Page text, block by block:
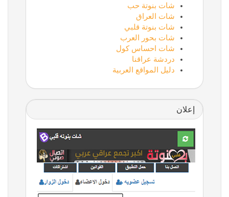
شات بنوتة حب
شات العراق
شات بنوتة قلبي
شات بحور العرب
شات احساس كول
دردشة عراقنا
دليل المواقع العربية
إعلان